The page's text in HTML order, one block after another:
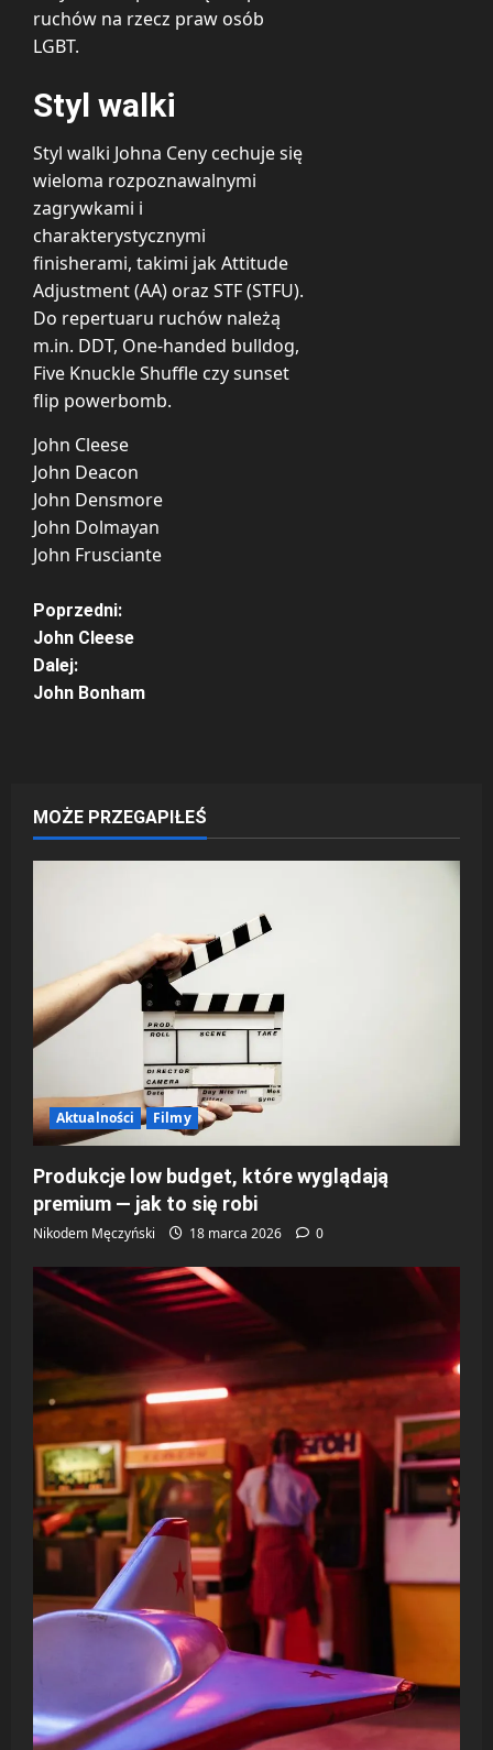
ruchów na rzecz praw osób
LGBT.
Styl walki
Styl walki Johna Ceny cechuje się
wieloma rozpoznawalnymi
zagrywkami i
charakterystycznymi
finisherami, takimi jak Attitude
Adjustment (AA) oraz STF (STFU).
Do repertuaru ruchów należą
m.in. DDT, One-handed bulldog,
Five Knuckle Shuffle czy sunset
flip powerbomb.
John Cleese
John Deacon
John Densmore
John Dolmayan
John Frusciante
Z
o
b
c
z
i
s
Poprzedni:
John Cleese
Dalej:
John Bonham
MOŻE PRZEGAPIŁEŚ
Aktualności Filmy
Produkcje low budget, które wyglądają
premium — jak to się robi
Nikodem Męczyński 18 marca 2026 0